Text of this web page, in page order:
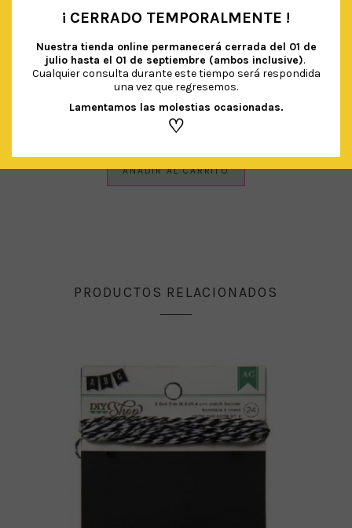
GUIRNALDA DORADA ‘CELEBRATE’
IVA Incluido
AÑADIR AL CARRITO
PRODUCTOS RELACIONADOS
¡ CERRADO TEMPORALMENTE !
Nuestra tienda online permanecerá cerrada del 01 de
julio hasta el 01 de septiembre (ambos inclusive).
Cualquier consulta durante este tiempo será respondida
una vez que regresemos.
Lamentamos las molestias ocasionadas.
♡